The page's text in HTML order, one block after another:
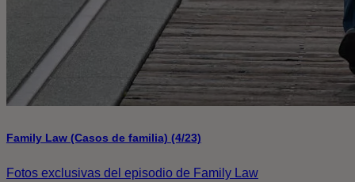
Family Law (Casos de familia) (4/23)
Fotos exclusivas del episodio de Family Law